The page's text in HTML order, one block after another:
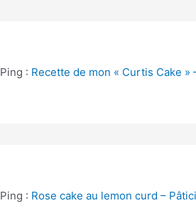
Ping : Recette de mon « Curtis Cake »
Ping : Rose cake au lemon curd –